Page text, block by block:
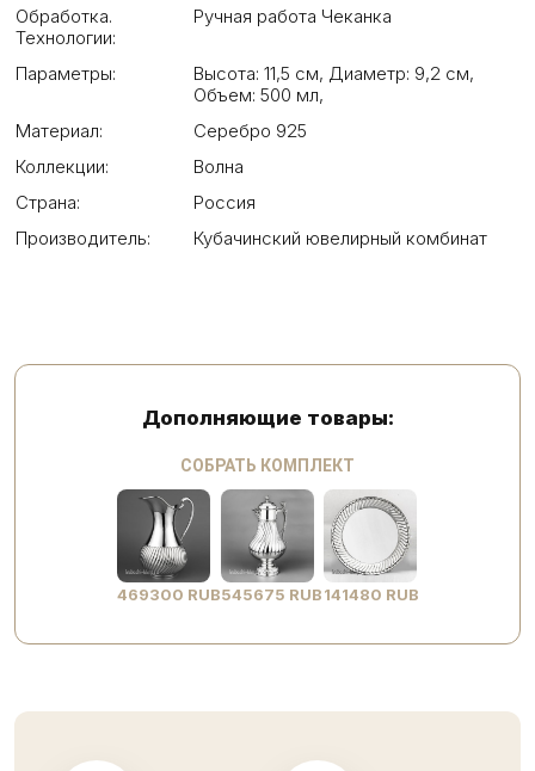
Обработка.
Технологии:
Ручная работа Чеканка
Параметры: Высота: 11,5 см, Диаметр: 9,2 см,
Объем: 500 мл,
Материал:
Серебро 925
Коллекции:
Волна
Страна:
Россия
Производитель:
Кубачинский ювелирный комбинат
Дополняющие товары:
СОБРАТЬ КОМПЛЕКТ
469300 RUB545675 RUB141480 RUB